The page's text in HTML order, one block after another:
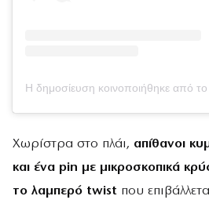
Η δημοσίευση κοινοποιήθηκε από το
Χωρίστρα στο πλάι, απίθανοι
και ένα pin με μικροσκοπικά
το λαμπερό twist που